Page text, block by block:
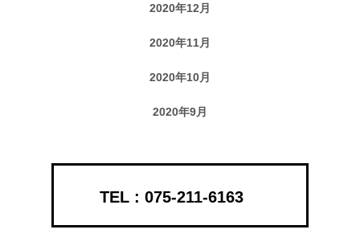
2020年12月
2020年11月
2020年10月
2020年9月
075-211-6163